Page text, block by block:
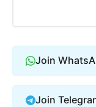
Join
Join